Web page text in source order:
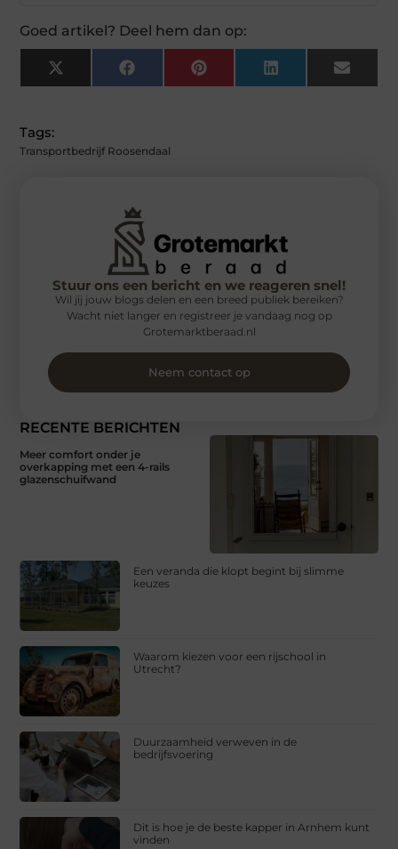
Goed artikel? Deel hem dan op:
X
(Twitter)
FacebookPinterest LinkedIn Email
Tags:
Transportbedrijf Roosendaal
RECENTE BERICHTEN
Meer comfort onder je
overkapping met een 4-rails
glazenschuifwand
Een veranda die klopt begint bij slimme
keuzes
Waarom kiezen voor een rijschool in
Utrecht?
Duurzaamheid verweven in de
bedrijfsvoering
Dit is hoe je de beste kapper in Arnhem kunt
vinden
Stuur ons een bericht en we reageren snel!
Wil jij jouw blogs delen en een breed publiek bereiken?
Wacht niet langer en registreer je vandaag nog op
Grotemarktberaad.nl
Neem contact op